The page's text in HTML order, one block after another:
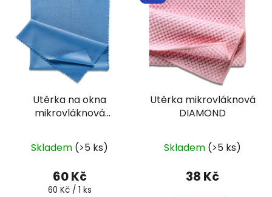
Utěrka na okna
mikrovláknová
hodnocení
produktu
je
Skladem (>5 ks)
60 Kč
Měrná
60 Kč / 1 ks
Utěrka mikrovláknová
DIAMOND
Skladem (>5 ks)
38 Kč